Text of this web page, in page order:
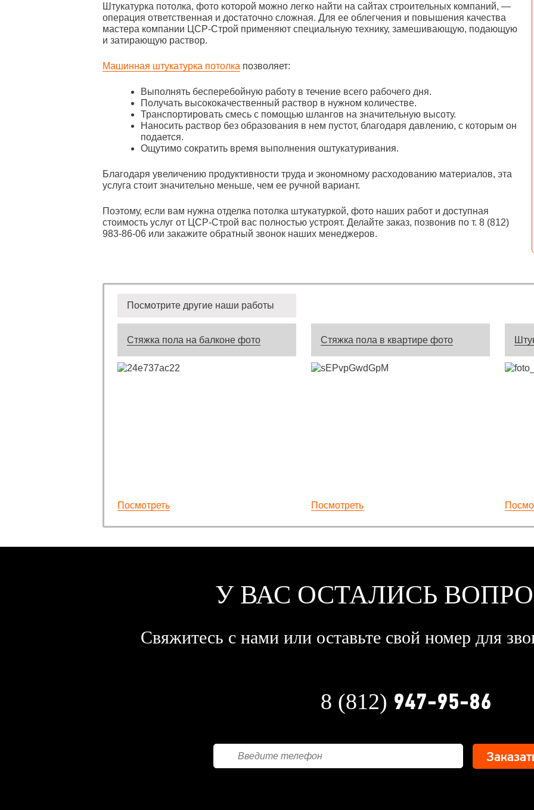
Штукатурка потолка, фото которой можно легко найти на сайтах строительных компаний, —
операция ответственная и достаточно сложная. Для ее облегчения и повышения качества
мастера компании ЦСР-Строй применяют специальную технику, замешивающую, подающую
и затирающую раствор.
Машинная штукатурка потолка позволяет:
Выполнять бесперебойную работу в течение всего рабочего дня.
Получать высококачественный раствор в нужном количестве.
Транспортировать смесь с помощью шлангов на значительную высоту.
Наносить раствор без образования в нем пустот, благодаря давлению, с которым он
подается.
Ощутимо сократить время выполнения оштукатуривания.
Благодаря увеличению продуктивности труда и экономному расходованию материалов, эта
услуга стоит значительно меньше, чем ее ручной вариант.
Поэтому, если вам нужна отделка потолка штукатуркой, фото наших работ и доступная
стоимость услуг от ЦСР-Строй вас полностью устроят. Делайте заказ, позвонив по т. 8 (812)
983-86-06 или закажите обратный звонок наших менеджеров.
Посмотрите другие наши работы
Стяжка пола на балконе фото
Посмотреть
Стяжка пола в квартире фото
Посмотреть
У ВАС ОСТАЛИСЬ
Свяжитесь с нами или оставьте свой номер для
8 (812) 947-95-86